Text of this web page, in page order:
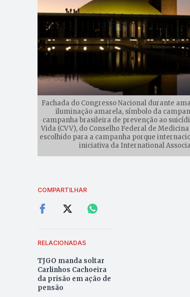
Fachada do Congresso Nacional durante
iluminação amarela, símbolo da
campanha brasileira de prevenção ao
Vida (CVV), do Conselho Federal de
escolhido para a campanha porque
iniciativa da International
COMPARTILHAR
RELACIONADAS
TJGO manda soltar
Carlinhos Cachoeira
da prisão em ação de
pensão